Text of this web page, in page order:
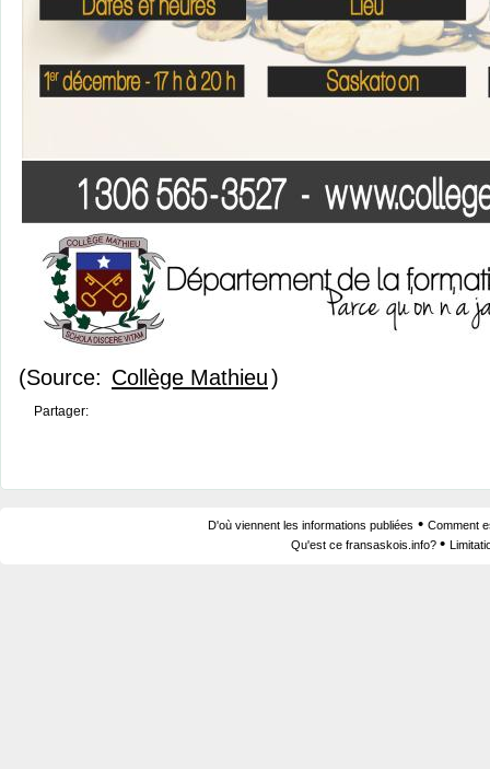
(Source: Collège Mathieu)
Partager:
D'où viennent les informations publiées • Comment
Qu'est ce fransaskois.info? •